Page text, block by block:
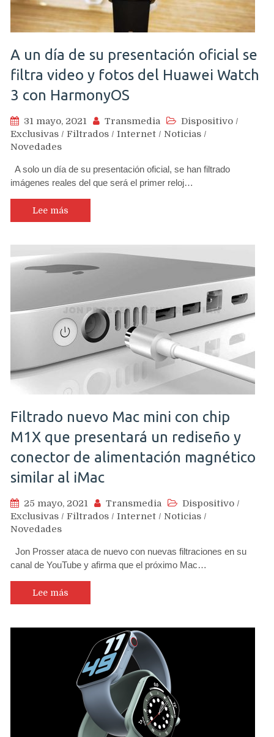
A un día de su presentación oficial se
filtra video y fotos del Huawei Watch
3 con HarmonyOS
31 mayo, 2021 Transmedia Dispositivo /
Exclusivas / Filtrados / Internet / Noticias /
Novedades
A solo un día de su presentación oficial, se han filtrado
imágenes reales del que será el primer reloj…
Lee más
Filtrado nuevo Mac mini con chip
M1X que presentará un rediseño y
conector de alimentación magnético
similar al iMac
25 mayo, 2021 Transmedia Dispositivo /
Exclusivas / Filtrados / Internet / Noticias /
Novedades
Jon Prosser ataca de nuevo con nuevas filtraciones en su
canal de YouTube y afirma que el próximo Mac…
Lee más